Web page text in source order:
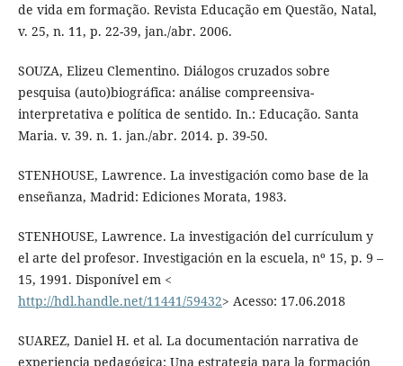
de vida em formação. Revista Educação em Questão, Natal,
v. 25, n. 11, p. 22-39, jan./abr. 2006.
SOUZA, Elizeu Clementino. Diálogos cruzados sobre
pesquisa (auto)biográfica: análise compreensiva-
interpretativa e política de sentido. In.: Educação. Santa
Maria. v. 39. n. 1. jan./abr. 2014. p. 39-50.
STENHOUSE, Lawrence. La investigación como base de la
enseñanza, Madrid: Ediciones Morata, 1983.
STENHOUSE, Lawrence. La investigación del currículum y
el arte del profesor. Investigación en la escuela, nº 15, p. 9 –
15, 1991. Disponível em <
http://hdl.handle.net/11441/59432> Acesso: 17.06.2018
SUAREZ, Daniel H. et al. La documentación narrativa de
experiencia pedagógica: Una estrategia para la formación